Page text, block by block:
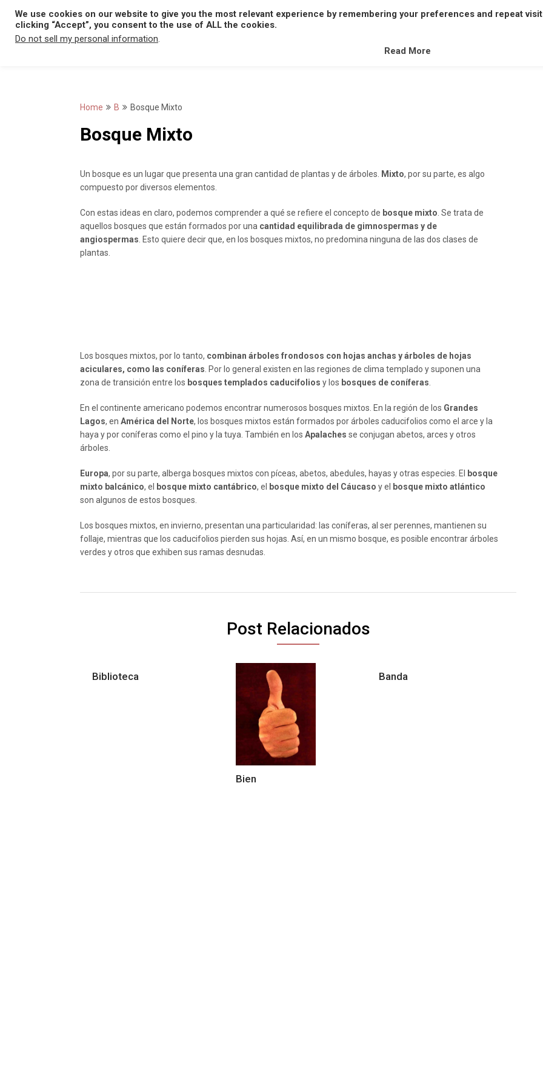
content
A B C D E F G H I J K L M
Home B Bosque Mixto
Bosque Mixto
Un bosque es un lugar que presenta una gran cantidad de plantas y de árboles. Mixto, por su parte, es algo
compuesto por diversos elementos.
Con estas ideas en claro, podemos comprender a qué se refiere el concepto de bosque mixto . Se trata de
aquellos bosques que están formados por una cantidad equilibrada de gimnospermas y de
angiospermas . Esto quiere decir que, en los bosques mixtos, no predomina ninguna de las dos clases de
plantas.
Los bosques mixtos, por lo tanto, combinan árboles frondosos con hojas anchas y árboles de hojas
aciculares, como las coníferas . Por lo general existen en las regiones de clima templado y suponen una
zona de transición entre los bosques templados caducifolios y los bosques de coníferas
En el continente americano podemos encontrar numerosos bosques mixtos. En la región de los Grandes
Lagos, en América del Norte, los bosques mixtos están formados por árboles caducifolios como el arce y la
haya y por coníferas como el pino y la tuya. También en los Apalaches se conjugan abetos, arces y otros
árboles.
Europa, por su parte, alberga bosques mixtos con píceas, abetos, abedules, hayas y otras especies. El
bosque
mixto balcánico, el bosque mixto cantábrico, el bosque mixto del Cáucaso y el
bosque mixto atlántico
son algunos de estos bosques.
Los bosques mixtos, en invierno, presentan una particularidad: las coníferas, al ser perennes, mantienen su
follaje, mientras que los caducifolios pierden sus hojas. Así, en un mismo bosque, es posible encontrar árboles
verdes y otros que exhiben sus ramas desnudas.
Post Relacionados
Biblioteca
Bien
Banda
We use cookies on our website to give you the most relevant experience by remembering your preferences and repeat
clicking “Accept”, you consent to the use of ALL the cookies.
Do not sell my personal information.
Read More